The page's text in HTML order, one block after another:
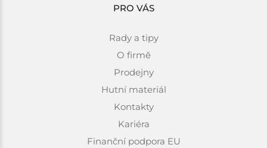
PRO VÁS
Rady a tipy
O firmě
Prodejny
Hutní materiál
Kontakty
Kariéra
Finanční podpora EU